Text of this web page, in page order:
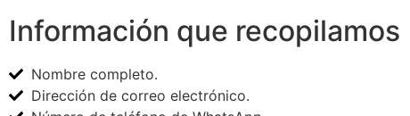
Información que recopilamos
Nombre completo.
Dirección de correo electrónico.